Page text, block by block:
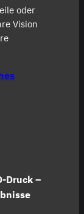
oder
Vision
Druck –